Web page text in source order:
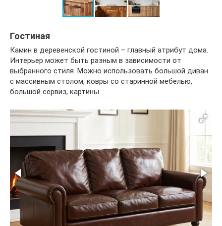
Гостиная
Камин в деревенской гостиной – главный атрибут дома.
Интерьер может быть разным в зависимости от
выбранного стиля. Можно использовать большой диван
с массивным столом, ковры со старинной мебелью,
большой сервиз, картины.